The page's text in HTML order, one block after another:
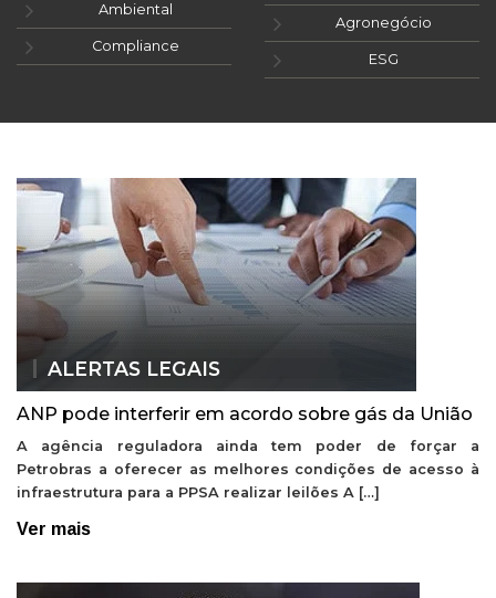
Ambiental
Compliance
Agronegócio
ESG
ALERTAS LEGAIS
ANP pode interferir em acordo sobre gás da União
A agência reguladora ainda tem poder de forçar a
Petrobras a oferecer as melhores condições de acesso à
infraestrutura para a PPSA realizar leilões A […]
Ver mais